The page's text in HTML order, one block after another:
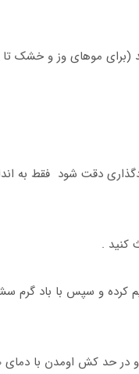
ی مو بزنید (در موادگذاری
و سپس با باد گرم